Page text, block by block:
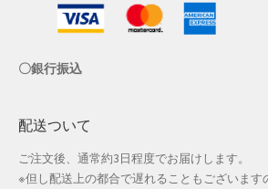
〇銀行振込
配送ついて
ご注文後、通常約3日程度でお届けします。
※但し配送上の都合で遅れることもございます